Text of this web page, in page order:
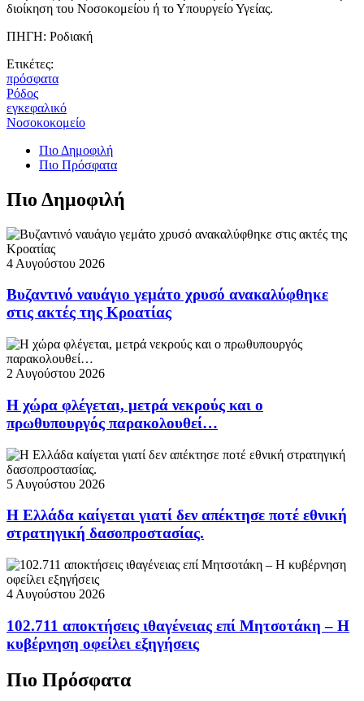
διοίκηση του Νοσοκομείου ή το Υπουργείο Υγείας.
ΠΗΓΗ: Ροδιακή
Ετικέτες:
πρόσφατα
Ρόδος
εγκεφαλικό
Νοσοκοκομείο
Πιο Δημοφιλή
Πιο Πρόσφατα
Πιο Δημοφιλή
4 Αυγούστου 2026
Βυζαντινό ναυάγιο γεμάτο χρυσό ανακαλύφθηκε
στις ακτές της Κροατίας
2 Αυγούστου 2026
Η χώρα φλέγεται, μετρά νεκρούς και ο
πρωθυπουργός παρακολουθεί…
5 Αυγούστου 2026
Η Ελλάδα καίγεται γιατί δεν απέκτησε ποτέ εθνική
στρατηγική δασοπροστασίας.
4 Αυγούστου 2026
102.711 αποκτήσεις ιθαγένειας επί Μητσοτάκη – Η
κυβέρνηση οφείλει εξηγήσεις
Πιο Πρόσφατα